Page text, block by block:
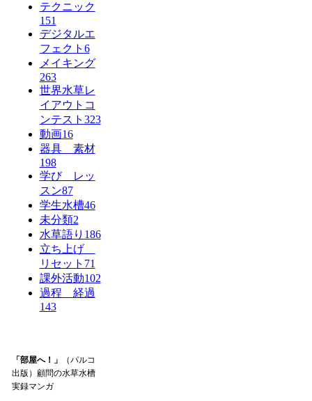
テクニック
151
デジタルエ
フェクト 6
メイキング
263
世界水草レ
イアウトコ
ンテスト 323
動画16
器具 素材
198
学び レッ
スン87
学生水槽46
未分類2
水草語り 186
立ち上げ
リセット 71
課外活動102
過程 経過
143
「部屋へ！」
（パルコ
出版）顧問の水草水槽
実録マンガ